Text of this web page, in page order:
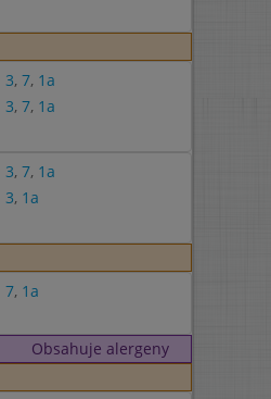
3, 7, 1a
3, 7, 1a
3, 7, 1a
3, 1a
7, 1a
Obsahuje alergeny